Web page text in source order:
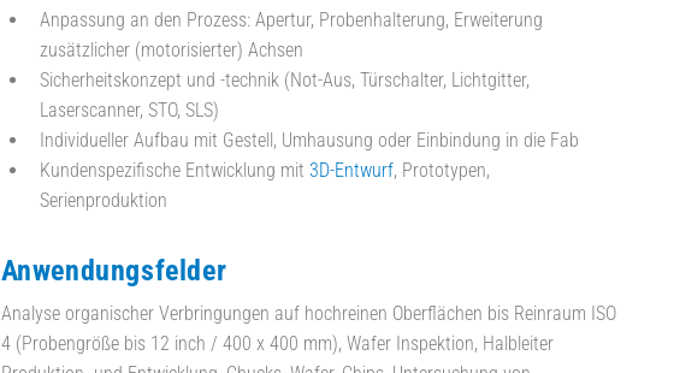
Anpassung an den Prozess: Apertur, Probenhalterung, Erweiterung
zusätzlicher (motorisierter) Achsen
Sicherheitskonzept und -technik (Not-Aus, Türschalter, Lichtgitter,
Laserscanner, STO, SLS)
Individueller Aufbau mit Gestell, Umhausung oder Einbindung in die Fab
Kundenspezifische Entwicklung mit 3D-Entwurf, Prototypen,
Serienproduktion
Anwendungsfelder
Analyse organischer Verbringungen auf hochreinen Oberflächen bis Reinraum ISO
4 (Probengröße bis 12 inch / 400 x 400 mm), Wafer Inspektion, Halbleiter